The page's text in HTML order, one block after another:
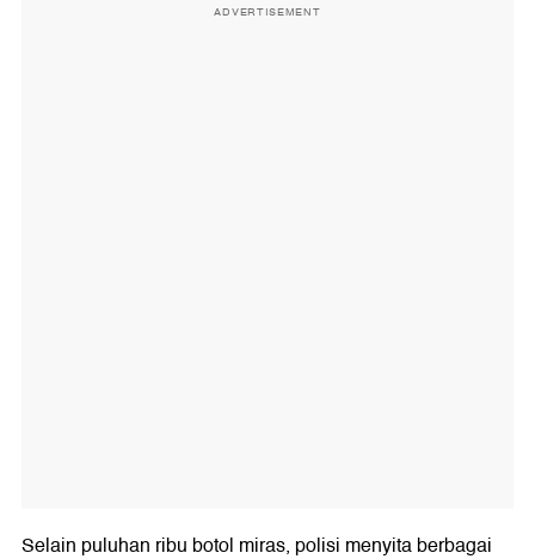
ADVERTISEMENT
Selain puluhan ribu botol miras, polisi menyita berbagai